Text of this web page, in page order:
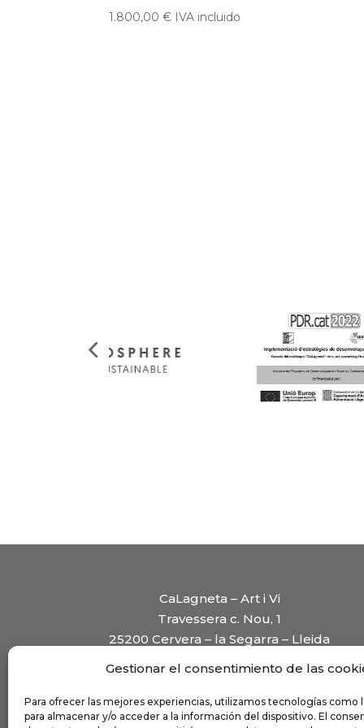
Gestionar el consentimiento de las
Para ofrecer las mejores experiencias, utilizamos tecnologías como
para almacenar y/o acceder a la información del dispositivo. El
1.800,00€ IVA incluido
CaLagneta – Art i Vi
Travessera c. Nou, 1
25200 Cervera – la Segarra – Lleida
Horarios